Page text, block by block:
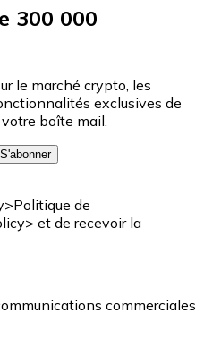
300 000
le marché crypto, les
exclusives de
boîte mail.
S'abonner
de
et de recevoir la
commerciales